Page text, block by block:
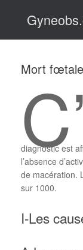
Mort
diagnostic est
l’absence
de macération.
sur 1000.
I-Les